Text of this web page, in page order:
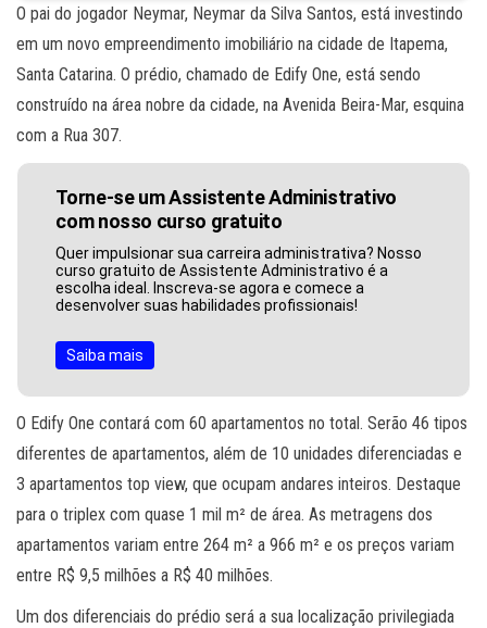
O pai do jogador Neymar, Neymar da Silva Santos, está investindo
em um novo empreendimento imobiliário na cidade de Itapema,
Santa Catarina. O prédio, chamado de Edify One, está sendo
construído na área nobre da cidade, na Avenida Beira-Mar, esquina
com a Rua 307.
Torne-se um Assistente Administrativo
com nosso curso gratuito
Quer impulsionar sua carreira administrativa? Nosso
curso gratuito de Assistente Administrativo é a
escolha ideal. Inscreva-se agora e comece a
desenvolver suas habilidades profissionais!
Saiba mais
O Edify One contará com 60 apartamentos no total. Serão 46 tipos
diferentes de apartamentos, além de 10 unidades diferenciadas e
3 apartamentos top view, que ocupam andares inteiros. Destaque
para o triplex com quase 1 mil m² de área. As metragens dos
apartamentos variam entre 264 m² a 966 m² e os preços variam
entre R$ 9,5 milhões a R$ 40 milhões.
Um dos diferenciais do prédio será a sua localização privilegiada